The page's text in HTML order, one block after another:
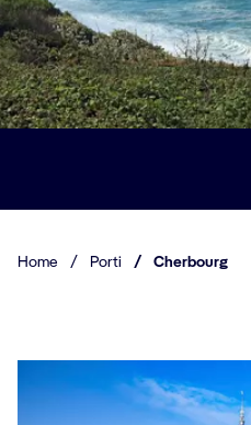
Home / Porti / Cherbourg